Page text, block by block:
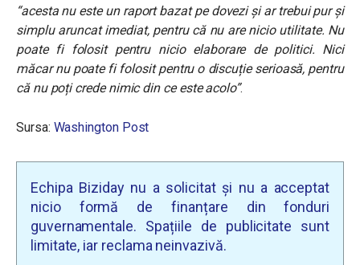
“acesta nu este un raport bazat pe dovezi și ar trebui pur și
simplu aruncat imediat, pentru că nu are nicio utilitate. Nu
poate fi folosit pentru nicio elaborare de politici. Nici
măcar nu poate fi folosit pentru o discuție serioasă, pentru
că nu poți crede nimic din ce este acolo”.
Sursa: Washington Post
Echipa Biziday nu a solicitat și nu a acceptat
nicio formă de finanțare din fonduri
guvernamentale. Spațiile de publicitate sunt
limitate, iar reclama neinvazivă.